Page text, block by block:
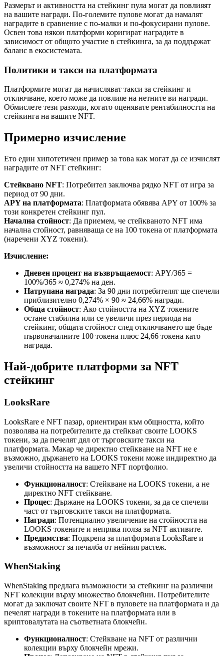
Размерът и активността на стейкинг пула могат да повлияят
на вашите награди. По-големите пулове могат да намалят
наградите в сравнение с по-малки и по-фокусирани пулове.
Освен това някои платформи коригират наградите в
зависимост от общото участие в стейкинга, за да поддържат
баланс в екосистемата.
Политики и такси на платформата
Платформите могат да начисляват такси за стейкинг и
отключване, което може да повлияе на нетните ви награди.
Обмислете тези разходи, когато оценявате рентабилността на
стейкинга на вашите NFT.
Примерно изчисление
Ето един хипотетичен пример за това как могат да се изчислят
наградите от NFT стейкинг:
Стейквано NFT: Потребител заключва рядко NFT от игра за
период от 90 дни.
APY на платформата: Платформата обявява APY от 100% за
този конкретен стейкинг пул.
Начална стойност: Да приемем, че стейкваното NFT има
начална стойност, равняваща се на 100 токена от платформата
(наречени XYZ токени).
Изчисление:
Дневен процент на възвръщаемост: APY/365 =
100%/365 ≈ 0,274% на ден.
Натрупана награда: За 90 дни потребителят ще спечели
приблизително 0,274% × 90 ≈ 24,66% награди.
Обща стойност: Ако стойността на XYZ токените
остане стабилна или се увеличи през периода на
стейкинг, общата стойност след отключването ще бъде
първоначалните 100 токена плюс 24,66 токена като
награда.
Най-добрите платформи за NFT
стейкинг
LooksRare
LooksRare е NFT пазар, ориентиран към общността, който
позволява на потребителите да стейкват своите LOOKS
токени, за да печелят дял от търговските такси на
платформата. Макар че директно стейкване на NFT не е
възможно, държането на LOOKS токени може индиректно да
увеличи стойността на вашето NFT портфолио.
Функционалност: Стейкване на LOOKS токени, а не
директно NFT стейкване.
Процес: Държане на LOOKS токени, за да се спечели
част от търговските такси на платформата.
Награди: Потенциално увеличение на стойността на
LOOKS токените и непряка полза за NFT активите.
Предимства: Подкрепа за платформата LooksRare и
възможност за печалба от нейния растеж.
WhenStaking
WhenStaking предлага възможности за стейкинг на различни
NFT колекции върху множество блокчейни. Потребителите
могат да заключат своите NFT в пуловете на платформата и да
печелят награди в токените на платформата или в
криптовалутата на съответната блокчейн.
Функционалност: Стейкване на NFT от различни
колекции върху блокчейн мрежи.